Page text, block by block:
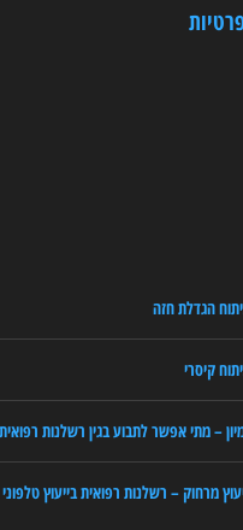
הגדלת חזה
קיסרי
– מתי אפשר לתבוע בגין רשלנות
מרחוק – רשלנות רפואית בייעוץ